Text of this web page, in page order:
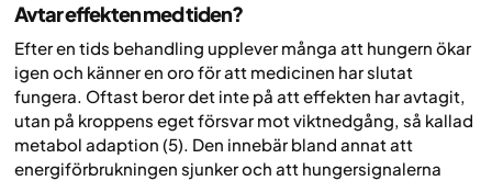
Avtar effekten med tiden?
Efter en tids behandling upplever många att hungern ökar
igen och känner en oro för att medicinen har slutat
fungera. Oftast beror det inte på att effekten har avtagit,
utan på kroppens eget försvar mot viktnedgång, så kallad
metabol adaption (5). Den innebär bland annat att
energiförbrukningen sjunker och att hungersignalerna